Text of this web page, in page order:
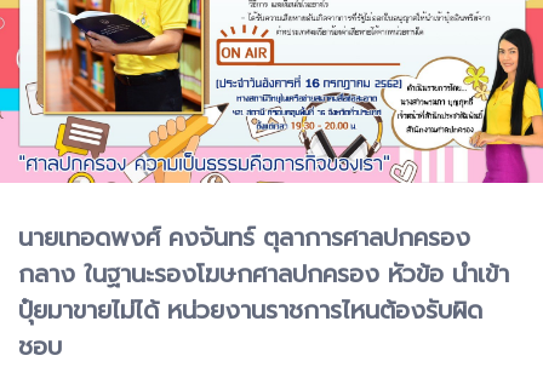
นายเทอดพงศ์ คงจันทร์ ตุลาการศาลปกครอง
กลาง ในฐานะรองโฆษกศาลปกครอง หัวข้อ นำเข้า
ปุ๋ยมาขายไม่ได้ หน่วยงานราชการไหนต้องรับผิด
ชอบ